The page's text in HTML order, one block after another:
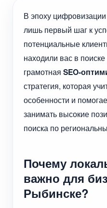
В эпоху
лишь первый шаг к
потенциальные
находили вас в
грамотнаяSEO-
стратегия, которая
особенности и
занимать высокие
поиска по
Почему
важно для
Рыбинске?